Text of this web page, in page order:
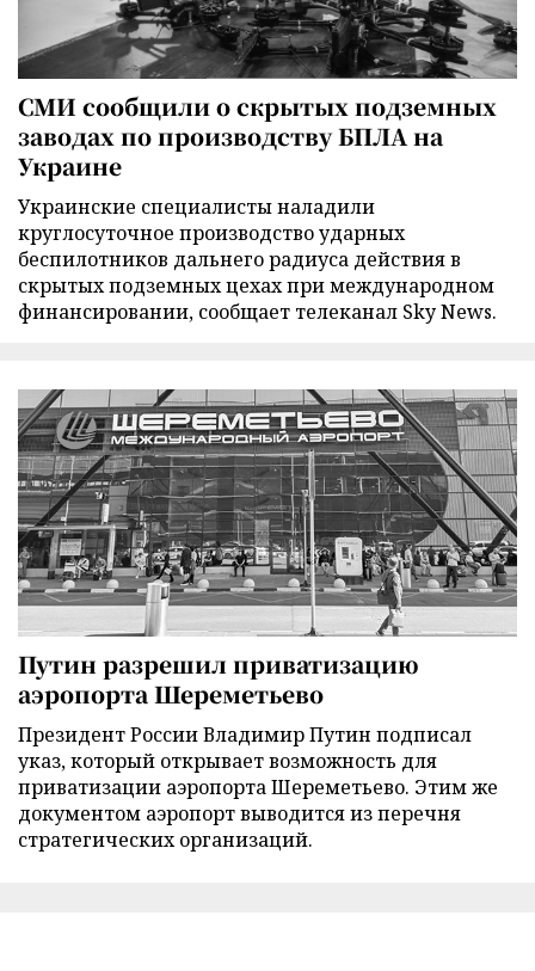
СМИ сообщили о скрытых подземных
заводах по производству БПЛА на
Украине
Украинские специалисты наладили
круглосуточное производство ударных
беспилотников дальнего радиуса действия в
скрытых подземных цехах при международном
финансировании, сообщает телеканал Sky News.
Путин разрешил приватизацию
аэропорта Шереметьево
Президент России Владимир Путин подписал
указ, который открывает возможность для
приватизации аэропорта Шереметьево. Этим же
документом аэропорт выводится из перечня
стратегических организаций.